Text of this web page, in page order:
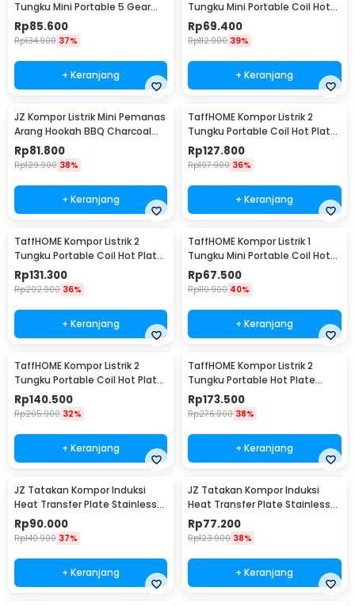
Tungku Mini Portable 5 Gear
Hot Plate 1000W - H1-1000-57
Rp85.600
Rp134.900 37%
+ Keranjang
Tungku Mini Portable Coil Hot
Plate 1000W - SHP-5701
Rp69.400
Rp112.900 39%
+ Keranjang
JZ Kompor Listrik Mini Pemanas
Arang Hookah BBQ Charcoal
Burner 500W - ZD-A016
Rp81.800
Rp129.900 38%
+ Keranjang
TaffHOME Kompor Listrik 2
Tungku Portable Coil Hot Plate
2000W - SHP-5703
Rp127.800
Rp197.900 36%
+ Keranjang
TaffHOME Kompor Listrik 2
Tungku Portable Coil Hot Plate
2000W - C2-2000-58
Rp131.300
Rp202.900 36%
+ Keranjang
TaffHOME Kompor Listrik 1
Tungku Mini Portable Coil Hot
Plate 1000W - C1-1000-57
Rp67.500
Rp110.900 40%
+ Keranjang
TaffHOME Kompor Listrik 2
Tungku Portable Coil Hot Plate
2000W - C2-2000-05
Rp140.500
Rp205.900 32%
+ Keranjang
TaffHOME Kompor Listrik 2
Tungku Portable Hot Plate
2000W - H2-2000-04
Rp173.500
Rp276.900 38%
+ Keranjang
JZ Tatakan Kompor Induksi
Heat Transfer Plate Stainless
Steel 430 24cm - J-24
Rp90.000
Rp140.900 37%
+ Keranjang
JZ Tatakan Kompor Induksi
Heat Transfer Plate Stainless
Steel 430 20cm - J-20
Rp77.200
Rp123.900 38%
+ Keranjang